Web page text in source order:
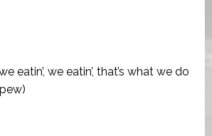
eatin’, we eatin’, that’s what we do